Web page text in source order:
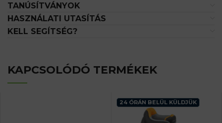
TANÚSÍTVÁNYOK
HASZNÁLATI UTASÍTÁS
KELL SEGÍTSÉG?
KAPCSOLÓDÓ TERMÉKEK
24 ÓRÁN BELÜL KÜLDJÜK